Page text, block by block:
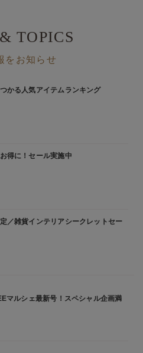
ャラクター他、大好評販売中です
TOPICS
をお知らせ